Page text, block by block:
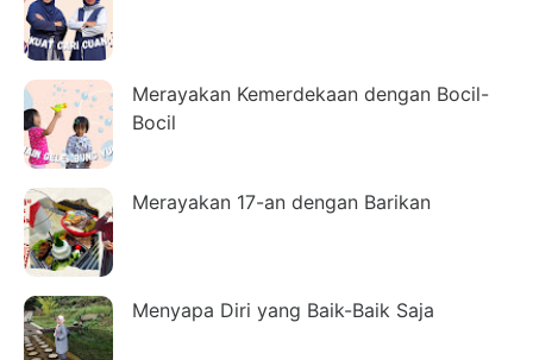
Merayakan Kemerdekaan dengan Bocil-
Bocil
Merayakan 17-an dengan Barikan
Menyapa Diri yang Baik-Baik Saja